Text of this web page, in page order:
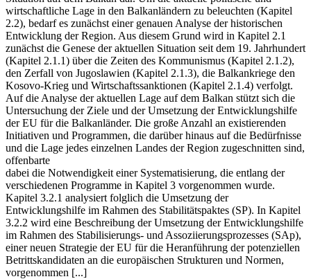
wirtschaftliche Lage in den Balkanländern zu beleuchten (Kapitel
2.2), bedarf es zunächst einer genauen Analyse der historischen
Entwicklung der Region. Aus diesem Grund wird in Kapitel 2.1
zunächst die Genese der aktuellen Situation seit dem 19. Jahrhundert
(Kapitel 2.1.1) über die Zeiten des Kommunismus (Kapitel 2.1.2),
den Zerfall von Jugoslawien (Kapitel 2.1.3), die Balkankriege den
Kosovo-Krieg und Wirtschaftssanktionen (Kapitel 2.1.4) verfolgt.
Auf die Analyse der aktuellen Lage auf dem Balkan stützt sich die
Untersuchung der Ziele und der Umsetzung der Entwicklungshilfe
der EU für die Balkanländer. Die große Anzahl an existierenden
Initiativen und Programmen, die darüber hinaus auf die Bedürfnisse
und die Lage jedes einzelnen Landes der Region zugeschnitten sind,
offenbarte
dabei die Notwendigkeit einer Systematisierung, die entlang der
verschiedenen Programme in Kapitel 3 vorgenommen wurde.
Kapitel 3.2.1 analysiert folglich die Umsetzung der
Entwicklungshilfe im Rahmen des Stabilitätspaktes (SP). In Kapitel
3.2.2 wird eine Beschreibung der Umsetzung der Entwicklungshilfe
im Rahmen des Stabilisierungs- und Assoziierungsprozesses (SAp),
einer neuen Strategie der EU für die Heranführung der potenziellen
Betrittskandidaten an die europäischen Strukturen und Normen,
vorgenommen [...]